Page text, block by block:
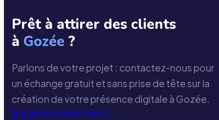
Prêt à attirer des clients
à Gozée ?
Parlons de votre projet : contactez-nous pour
un échange gratuit et sans prise de tête sur la
création de votre présence digitale à Gozée.
Demander un devis gratuit→